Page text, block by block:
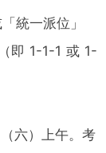
統一派位」
即 1-1-1 或 1-
六）上午。考